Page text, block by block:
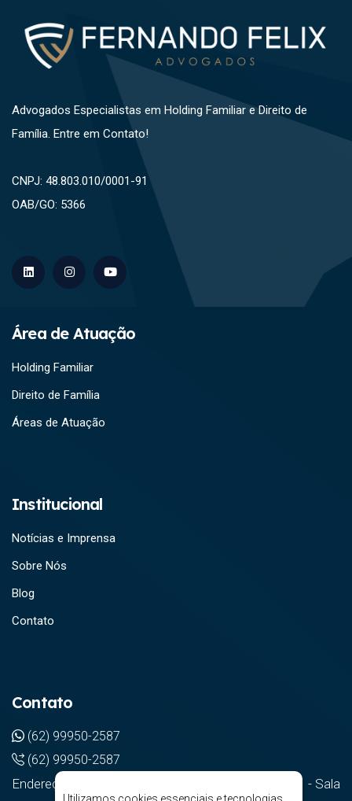
Advogados Especialistas em Holding Familiar e Direito de
Família. Entre em Contato!
CNPJ: 48.803.010/0001-91
OAB/GO: 5366
Área de Atuação
Holding Familiar
Direito de Família
Áreas de Atuação
Institucional
Notícias e Imprensa
Sobre Nós
Blog
Contato
Contato
(62) 99950-2587
(62) 99950-2587
Endereço: Ed. Focus Business Center - Av. T-2, 471 - Sala